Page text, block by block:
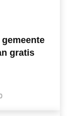
gratis